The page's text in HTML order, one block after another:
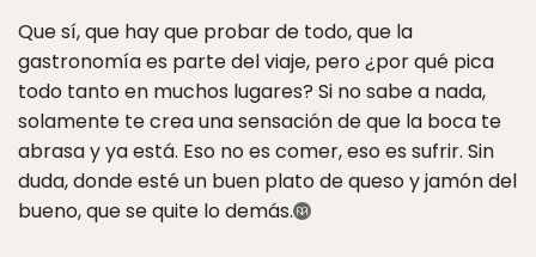
Que sí, que hay que probar de todo, que la
gastronomía es parte del viaje, pero ¿por qué pica
todo tanto en muchos lugares? Si no sabe a nada,
solamente te crea una sensación de que la boca te
abrasa y ya está. Eso no es comer, eso es sufrir. Sin
duda, donde esté un buen plato de queso y jamón del
bueno, que se quite lo demás.